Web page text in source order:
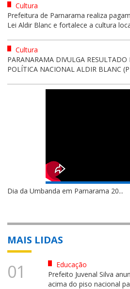
Cultura
Prefeitura de Parnarama realiza
Lei Aldir Blanc e fortalece a cultura
Cultura
PARANARAMA DIVULGA
POLÍTICA NACIONAL ALDIR BLANC
Dia da Umbanda em Parnarama 20...
MAIS LIDAS
01
Educação
Prefeito Juvenal Silva
acima do piso nacional